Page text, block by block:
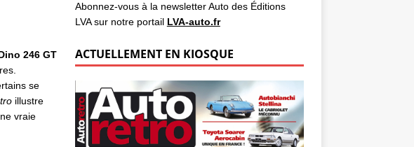
246 GT
se
illustre
vraie
Abonnez-vous à la newsletter Auto des Éditions
LVA sur notre portail LVA-auto.fr
ACTUELLEMENT EN KIOSQUE